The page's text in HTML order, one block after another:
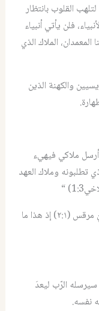
القلوب بانتظار
فلن يأتي أنبياء
الملاك الذي
والكهنة الذين
أرسل ملاكي فيهيء
تطلبونه وملاك العهد
“
استمدّت الكنيسة تفسير هذه الآية من الإنجيليّ مرقس (٢:١) إذ هذا ما
سيرسله الرّب ليعدَ
نفسه.